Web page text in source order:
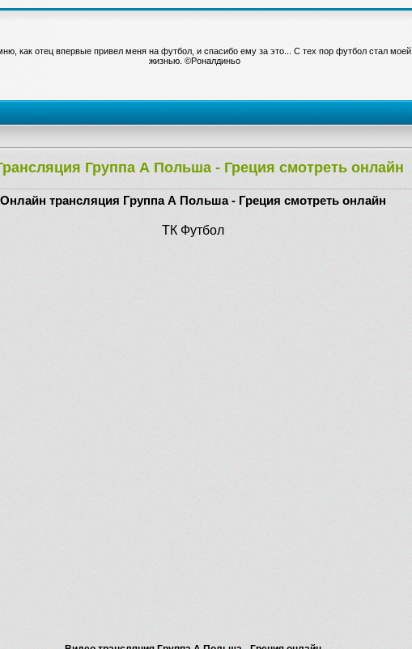
как отец впервые привел меня на футбол, и спасибо ему за это... С тех пор футбол стал моей
жизнью. ©Роналдиньо
Группа А Польша - Греция смотреть онлайн
Онлайн трансляция Группа А Польша - Греция смотреть онлайн
ТК Футбол